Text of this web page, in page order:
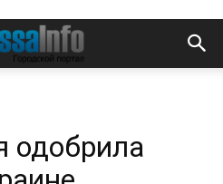
одобрила